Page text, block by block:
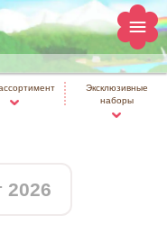
Эксклюзивные
наборы
2026